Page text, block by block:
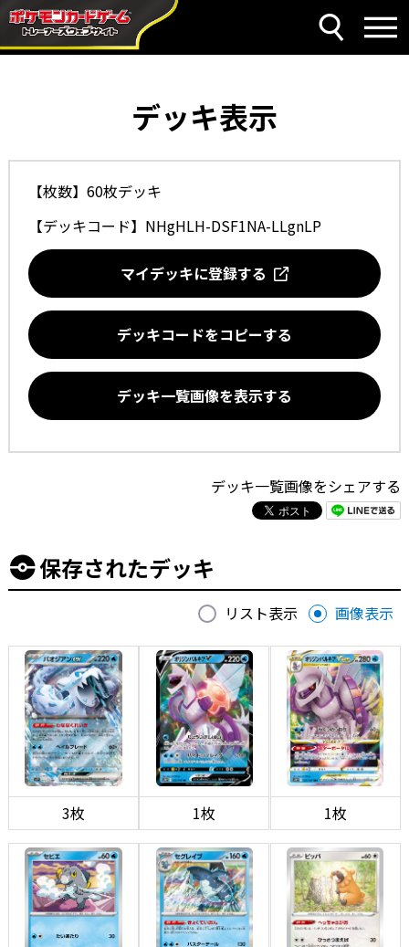
デッキ表示
【枚数】60枚デッキ
【デッキコード】 NHgHLH-DSF1NA-LLgnLP
マイデッキに登録する
デッキコードをコピーする
デッキ一覧画像を表示する
デッキ一覧画像をシェアする
保存されたデッキ
リスト表示 画像表示
3枚 1枚 1枚